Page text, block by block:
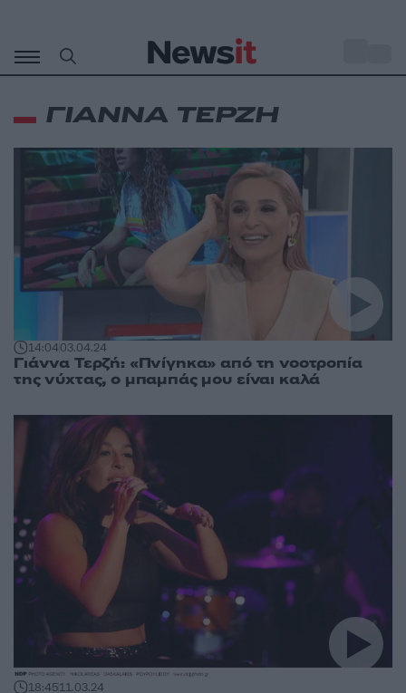
περιεχόμενο
ΓΙΑΝΝΑ ΤΕΡΖΗ
14:0403.04.24
Γιάννα Τερζή: «Πνίγηκα» από τη νοοτροπία
της νύχτας, ο μπαμπάς μου είναι καλά
18:4511.03.24